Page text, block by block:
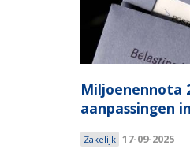
Miljoenennota
aanpassingen
Zakelijk 17-09-2025